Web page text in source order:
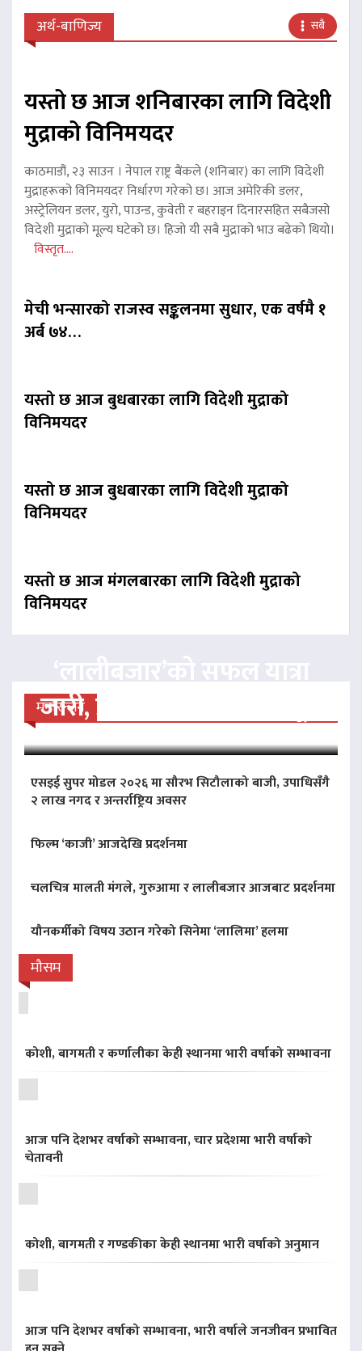
अर्थ-बाणिज्य सबै
यस्तो छ आज शनिबारका लागि विदेशी
मुद्राको विनिमयदर
काठमाडौं, २३ साउन । नेपाल राष्ट्र बैंकले (शनिबार) का लागि विदेशी
मुद्राहरूको विनिमयदर निर्धारण गरेको छ। आज अमेरिकी डलर,
अस्ट्रेलियन डलर, युरो, पाउन्ड, कुवेती र बहराइन दिनारसहित सबैजसो
विदेशी मुद्राको मूल्य घटेको छ। हिजो यी सबै मुद्राको भाउ बढेको थियो।
विस्तृत....
मेची भन्सारको राजस्व सङ्कलनमा सुधार, एक वर्षमै १
अर्ब ७४…
यस्तो छ आज बुधबारका लागि विदेशी मुद्राको
विनिमयदर
यस्तो छ आज बुधबारका लागि विदेशी मुद्राको
विनिमयदर
यस्तो छ आज मंगलबारका लागि विदेशी मुद्राको
विनिमयदर
मनोरन्जन
जारी, प्रदर्शनको ५१औँ दिन पूरा
एसइई सुपर मोडल २०२६ मा सौरभ सिटौलाको बाजी, उपाधिसँगै
२ लाख नगद र अन्तर्राष्ट्रिय अवसर
फिल्म ‘काजी’ आजदेखि प्रदर्शनमा
चलचित्र मालती मंगले, गुरुआमा र लालीबजार आजबाट प्रदर्शनमा
यौनकर्मीको विषय उठान गरेको सिनेमा ‘लालिमा’ हलमा
मौसम
कोशी, बागमती र कर्णालीका केही स्थानमा भारी वर्षाको सम्भावना
आज पनि देशभर वर्षाको सम्भावना, चार प्रदेशमा भारी वर्षाको
चेतावनी
कोशी, बागमती र गण्डकीका केही स्थानमा भारी वर्षाको अनुमान
आज पनि देशभर वर्षाको सम्भावना, भारी वर्षाले जनजीवन प्रभावित